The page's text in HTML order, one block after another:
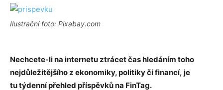
Ilustrační foto: Pixabay.com
Nechcete-li na internetu ztrácet čas hledáním toho
nejdůležitějšího z ekonomiky, politiky či financí, je
tutýdenní přehled příspěvků na FinTag.